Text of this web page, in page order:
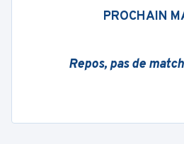
PROCHAIN
Repos, pas de